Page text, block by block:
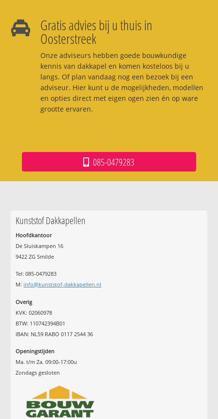
Gratis advies bij u thuis in
Oosterstreek
Onze adviseurs hebben goede bouwkundige
kennis van dakkapel en komen kosteloos bij u
langs. Of plan vandaag nog een bezoek bij een
adviseur. Hier kunt u de mogelijkheden, modellen
en opties direct met eigen ogen zien én op ware
grootte ervaren.
085-0479283
Kunststof Dakkapellen
Hoofdkantoor
De Sluiskampen 16
9422 ZG Smilde
Tel: 085-0479283
M: info@kunststof-dakkapellen.nl
Overig
KVK: 02060978
BTW: 110742394B01
IBAN: NL59 RABO 0117 2544 36
Openingstijden
Ma. t/m Za. 09:00-17:00u
Zondags gesloten